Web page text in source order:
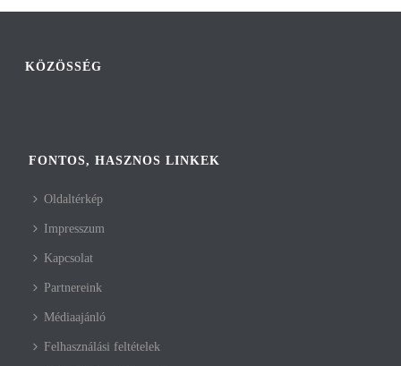
KÖZÖSSÉG
FONTOS, HASZNOS LINKEK
Oldaltérkép
Impresszum
Kapcsolat
Partnereink
Médiaajánló
Felhasználási feltételek